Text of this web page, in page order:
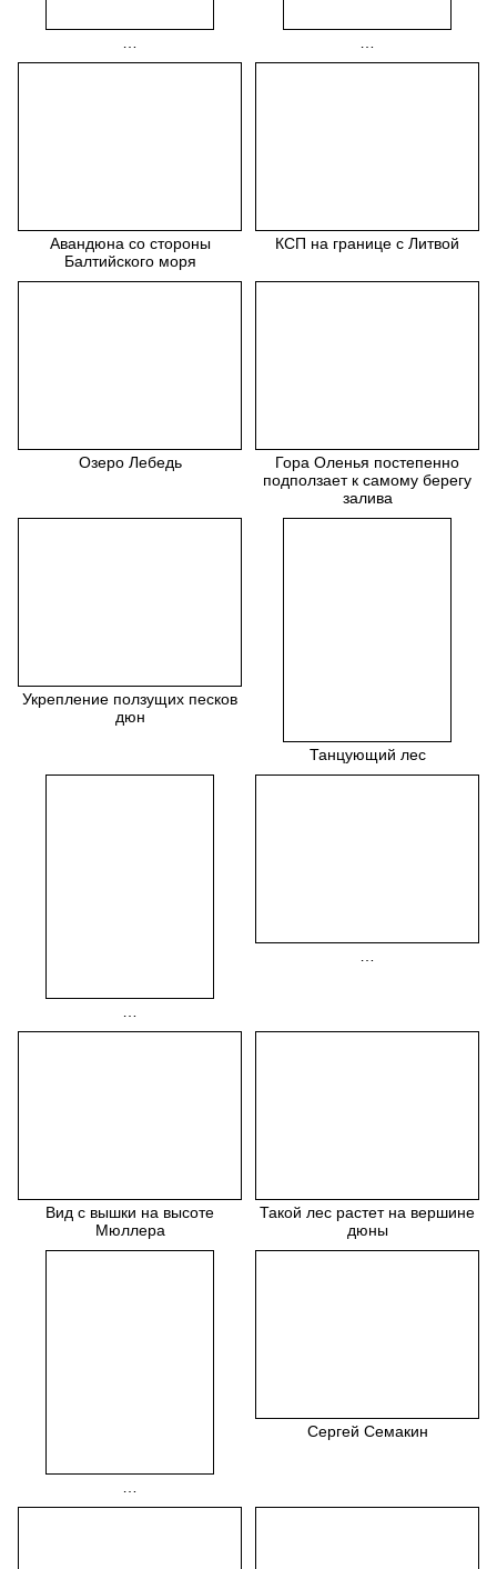
Авандюна со стороны
Балтийского моря
КСП на границе с Литвой
Озеро Лебедь
Гора Оленья постепенно
подползает к самому берегу
залива
Укрепление ползущих песков
дюн
Танцующий лес
Вид с вышки на высоте
Мюллера
Такой лес растет на вершине
дюны
Сергей Семакин